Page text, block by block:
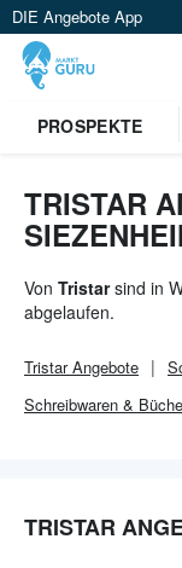
DIE Angebote App
PROSPEKTE
TRISTAR
Von Tristarsind in
abgelaufen.
TristarAngebote
Schreibwaren &
TRISTAR